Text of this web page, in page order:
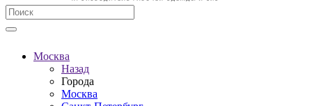
Москва
Назад
Города
Москва